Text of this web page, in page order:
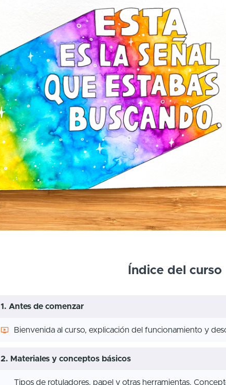
Índice del curso
1. Antes de comenzar
Bienvenida al curso, explicación del funcionamiento y
2. Materiales y conceptos básicos
Tipos de rotuladores, papel y otras herramientas.